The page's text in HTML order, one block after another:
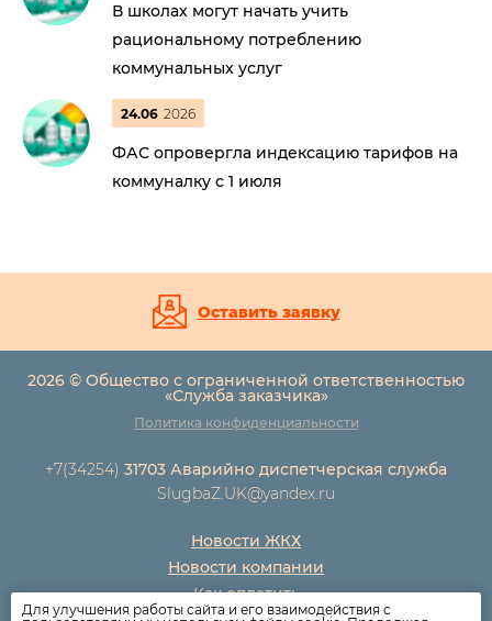
В школах могут начать учить
рациональному потреблению
коммунальных услуг
24.06 2026
ФАС опровергла индексацию тарифов на
коммуналку с 1 июля
Оставить заявку
2026 © Общество с ограниченной ответственностью
«Служба заказчика»
Политика конфиденциальности
+7(34254) 31703 Аварийно диспетчерская служба
SlugbaZ.UK@yandex.ru
Новости ЖКХ
Новости компании
Как оплатить
Для улучшения работы сайта и его взаимодействия с